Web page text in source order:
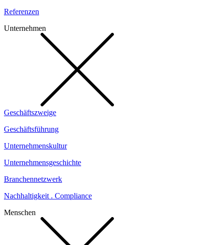
Referenzen
Unternehmen
Geschäftszweige
Geschäftsführung
Unternehmenskultur
Unternehmensgeschichte
Branchennetzwerk
Nachhaltigkeit . Compliance
Menschen